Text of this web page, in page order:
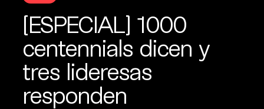
[ESPECIAL] 1000
centennials dicen y
tres lideresas
responden